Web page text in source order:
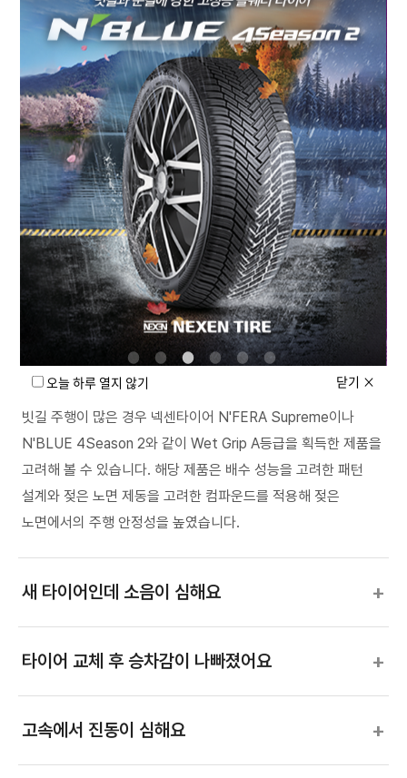
같습니다.
1. 트레드 마모
트레드가 마모될수록 배수 성능이 저하되어 빗길 제동력과 조종
안정성이 떨어질 수 있습니다. 특히 잔여 트레드 깊이가 3mm
이하인 경우 성능 저하가 커질 수 있으므로 정기적인 점검을
권장합니다.
2. 수막현상 발생
노면의 물을 타이어가 충분히 배출하지 못하면 수막현상이
발생할 수 있습니다. 빗길에서는 속도를 줄이고 충분한
차간거리를 유지하는 것이 중요합니다.
3. 젖은 노면 성능 차이
타이어마다 빗길 성능에 차이가 있으므로 Wet Grip 성능이
우수한 제품을 선택하는 것이 도움이 됩니다.
빗길 주행이 많은 경우 넥센타이어 N'FERA Supreme이나
N'BLUE 4Season 2와 같이 Wet Grip A등급을 획득한 제품을
고려해 볼 수 있습니다. 해당 제품은 배수 성능을 고려한 패턴
설계와 젖은 노면 제동을 고려한 컴파운드를 적용해 젖은
노면에서의 주행 안정성을 높였습니다.
새 타이어인데 소음이 심해요 +
타이어 교체 후 승차감이 나빠졌어요 +
고속에서 진동이 심해요 +
오늘 하루 열지 않기 닫기 ×